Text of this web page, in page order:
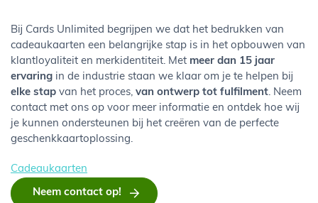
Bij Cards Unlimited begrijpen we dat het bedrukken van
cadeaukaarten een belangrijke stap is in het opbouwen van
klantloyaliteit en merkidentiteit. Met meer dan 15 jaar
ervaring in de industrie staan we klaar om je te helpen bij
elke stap van het proces, van ontwerp tot fulfilment. Neem
contact met ons op voor meer informatie en ontdek hoe wij
je kunnen ondersteunen bij het creëren van de perfecte
geschenkkaartoplossing.
Cadeaukaarten
Neem contact op!